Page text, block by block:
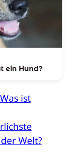
ein Hund?
Was ist
Welt?